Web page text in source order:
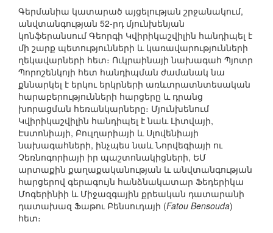
Գերմանիա կատարած այցելության շրջանակում,
անվտանգության 52-րդ մյունխենյան
կոնֆերանսում Գեորգի Կվիրիկաշվիլին հանդիպել է
մի շարք պետությունների և կառավարությունների
ղեկավարների հետ։ Ուկրաինայի նախագահ Պյոտր
Պորոշենկոյի հետ հանդիպման ժամանակ նա
քննարկել է երկու երկրների առևտրատնտեսական
հարաբերությունների հարցերը և դրանց
խորացման հեռանկարները։ Մյունխենում
Կվիրիկաշվիլին հանդիպել է նաև Լիտվայի,
Էստոնիայի, Բուլղարիայի և Սլովենիայի
նախագահների, ինչպես նաև Նորվեգիայի ու
Չեռնոգորիայի իր պաշտոնակիցների, ԵՄ
արտաքին քաղաքականության և անվտանգության
հարցերով գերագույն հանձնակատար Ֆեդերիկա
Մոգերինիի և Միջազգային քրեական դատարանի
դատախազ Ֆաթու Բենսուդայի (Fatou Bensouda)
հետ։